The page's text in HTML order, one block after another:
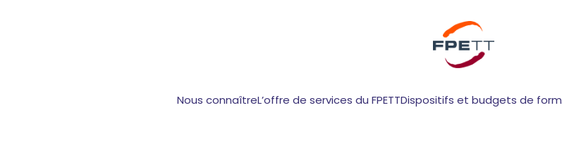
Nous connaîtreL’offre de services du FPETTDispositifs et budgets de